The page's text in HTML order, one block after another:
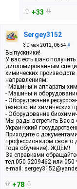
+33
Sergey3152
30 мая 2012, 06:54 #
Выпускники!
У вас есть шанс
дипломированным
химических
направлениям:
- Машины и аппараты
- Машины и
- Оборудование
технологий химических
- Оборудование
Мы рады встретить Вас в
Украинский
Приходите с
профессионалом своего
года обучение). ЖДЁМ!
За справками
тел.050-5209462 или
е-mail:
+78